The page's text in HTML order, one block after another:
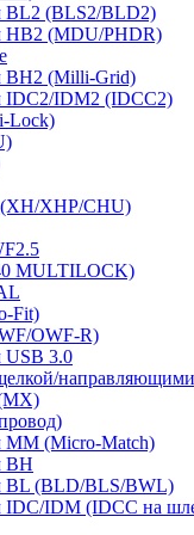
BL2 (BLS2/BLD2)
HB2 (MDU/PHDR)
BH2 (Milli-Grid)
IDC2/IDM2 (IDCC2)
Lock)
XHP/CHU)
MULTILOCK)
Fit)
OWF-R)
USB 3.0
(Micro-Match)
BH
BL (BLD/BLS/BWL)
IDC/IDM (IDCC на